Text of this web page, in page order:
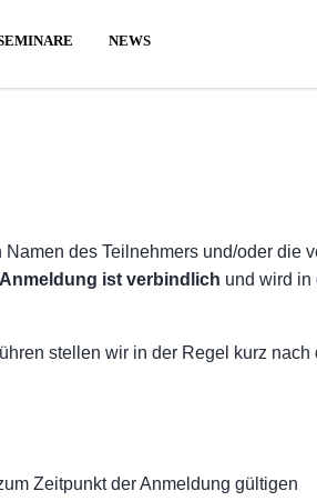
(CURRENT)
NEWS(CURRENT)
des Teilnehmers und/oder die
Anmeldung ist verbindlich und wird in
stellen wir in der Regel kurz nach
Zeitpunkt der Anmeldung gültigen